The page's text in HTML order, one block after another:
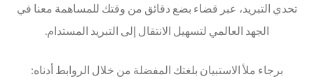
تحدي التبريد، عبر قضاء بضع دقائق من وقتك للمساهمة معنا في
الجهد العالمي لتسهيل الانتقال إلى التبريد المستدام.
برجاء ملأ الاستبيان بلغتك المفضلة من خلال الروابط أدناه: